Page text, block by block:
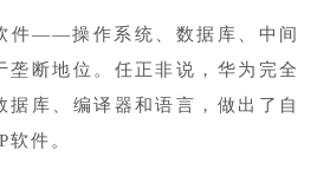
件——操作系统、数据库、中间
垄断地位。任正非说，华为完全
据库、编译器和语言，做出了自
件。